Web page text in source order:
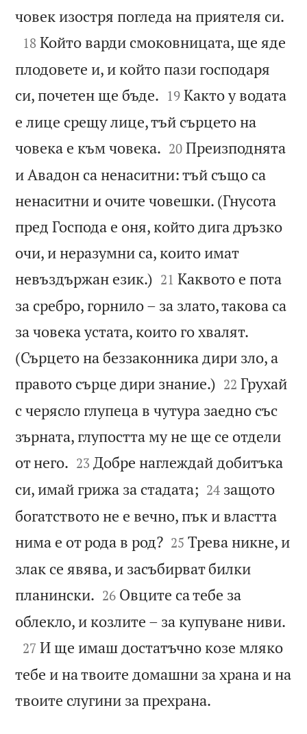
човек изостря погледа на приятеля си.

18 Който варди смоковницата, ще яде
плодовете и, и който пази господаря
си, почетен ще бъде. 

19 Както у водата
е лице срещу лице, тъй сърцето на
човека е към човека. 

20 Преизподнята
и Авадон са ненаситни: тъй също са
ненаситни и очите човешки. (Гнусота
пред Господа е оня, който дига дръзко
очи, и неразумни са, които имат
невъздържан език.) 

21 Каквото е пота
за сребро, горнило – за злато, такова са
за човека устата, които го хвалят.
(Сърцето на беззаконника дири зло, а
правото сърце дири знание.) 

22 Грухай
с черясло глупеца в чутура заедно със
зърната, глупостта му не ще се отдели
от него. 

23 Добре наглеждай добитъка
си, имай грижа за стадата; 

24 защото
богатството не е вечно, пък и властта
нима е от рода в род?
25 Трева никне, и
злак се явява, и засъбирват билки
планински. 

26 Овците са тебе за
облекло, и козлите – за купуване ниви.

27 И ще имаш достатъчно козе мляко
тебе и на твоите домашни за храна и на
твоите слугини за прехрана.